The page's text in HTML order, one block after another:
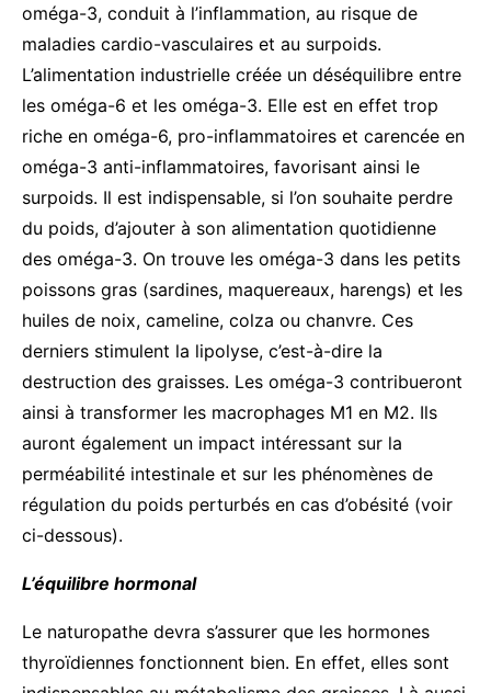
oméga-3, conduit à l’inflammation, au risque de
maladies cardio-vasculaires et au surpoids.
L’alimentation industrielle créée un déséquilibre entre
les oméga-6 et les oméga-3. Elle est en effet trop
riche en oméga-6, pro-inflammatoires et carencée en
oméga-3 anti-inflammatoires, favorisant ainsi le
surpoids. Il est indispensable, si l’on souhaite perdre
du poids, d’ajouter à son alimentation quotidienne
des oméga-3. On trouve les oméga-3 dans les petits
poissons gras (sardines, maquereaux, harengs) et les
huiles de noix, cameline, colza ou chanvre. Ces
derniers stimulent la lipolyse, c’est-à-dire la
destruction des graisses. Les oméga-3 contribueront
ainsi à transformer les macrophages M1 en M2. Ils
auront également un impact intéressant sur la
perméabilité intestinale et sur les phénomènes de
régulation du poids perturbés en cas d’obésité (voir
ci-dessous).
L’équilibre hormonal
Le naturopathe devra s’assurer que les hormones
thyroïdiennes fonctionnent bien. En effet, elles sont